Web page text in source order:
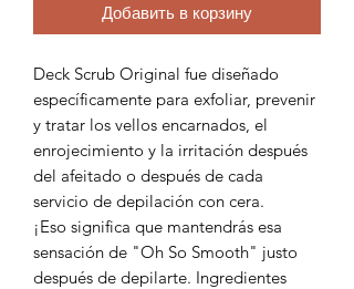
Добавить в корзину
Deck Scrub Original fue diseñado
específicamente para exfoliar, prevenir
y tratar los vellos encarnados, el
enrojecimiento y la irritación después
del afeitado o después de cada
servicio de depilación con cera.
¡Eso significa que mantendrás esa
sensación de "Oh So Smooth" justo
después de depilarte. Ingredientes